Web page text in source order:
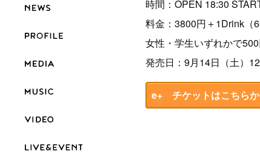
時間：OPEN 18:30
料金：3800円＋1Drink（
女性・学生いずれかで
発売日：9月14日（土）
e+ チケットはこちら